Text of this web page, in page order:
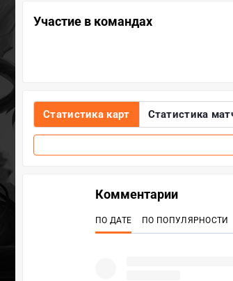
Участие в командах
Статистика карт Статистика
Комментарии
ПО ДАТЕ ПО ПОПУЛЯРНОСТИ